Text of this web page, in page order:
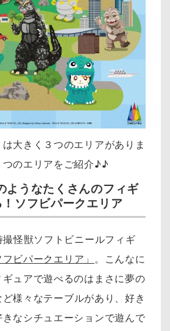
大きく３つのエリアがありま
つのエリアをご紹介♪♪
うなたくさんのフィギ
ソフビパークエリア
怪獣ソフトビニールフィギ
フビパークエリア」 。
こんなに
ギュアで遊べるのはまさに夢の
様々なテーブルがあり、好き
なシチュエーションで遊んで